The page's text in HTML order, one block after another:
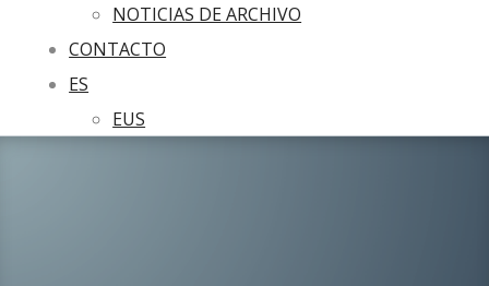
NOTICIAS DE ARCHIVO
CONTACTO
ES
EUS